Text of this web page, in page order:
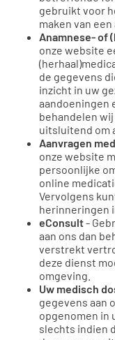
gebruikt voor
maken van een
Anamnese- of
onze website
de gegevens
inzicht in uw
aandoeningen
behandelen
uitsluitend om
Aanvragen
onze website
persoonlijke
online
Vervolgens
herinneringen
eConsult-
aan ons dan
verstrekt
deze dienst
omgeving.
Uw medisch
gegevens aan
opgenomen in
slechts indien